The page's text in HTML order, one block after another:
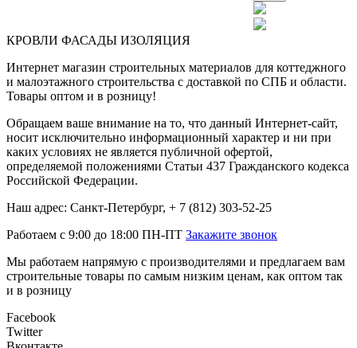
КРОВЛИ ФАСАДЫ ИЗОЛЯЦИЯ
Интернет магазин строительных материалов для коттеджного
и малоэтажного строительства с доставкой по СПБ и области.
Товары оптом и в розницу!
Обращаем ваше внимание на то, что данный Интернет-сайт,
носит исключительно информационный характер и ни при
каких условиях не является публичной офертой,
определяемой положениями Статьи 437 Гражданского кодекса
Российской Федерации.
Наш адрес: Санкт-Петербург, + 7 (812) 303-52-25
Работаем с 9:00 до 18:00 ПН-ПТ Закажите звонок
Мы работаем напрямую с производителями и предлагаем вам
строительные товары по самым низким ценам, как оптом так
и в розницу
Facebook
Twitter